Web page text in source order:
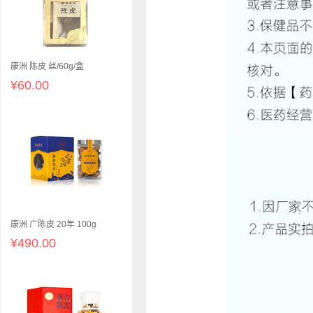
康洲 陈皮 丝/60g/盒
¥60.00
康洲 广陈皮 20年 100g
¥490.00